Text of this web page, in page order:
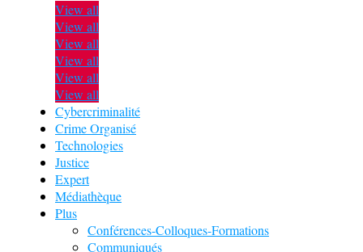
View all
View all
View all
View all
View all
View all
Cybercriminalité
Crime Organisé
Technologies
Justice
Expert
Médiathèque
Plus
Conférences-Colloques-Formations
Communiqués